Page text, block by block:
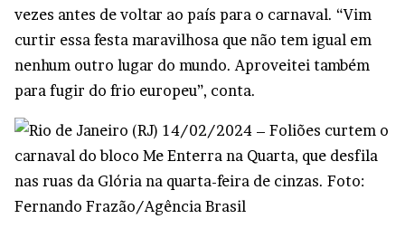
vezes antes de voltar ao país para o carnaval. “Vim
curtir essa festa maravilhosa que não tem igual em
nenhum outro lugar do mundo. Aproveitei também
para fugir do frio europeu”, conta.